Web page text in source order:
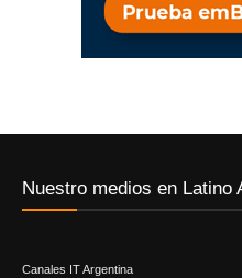
Nuestro medios en Latino
Canales IT Argentina